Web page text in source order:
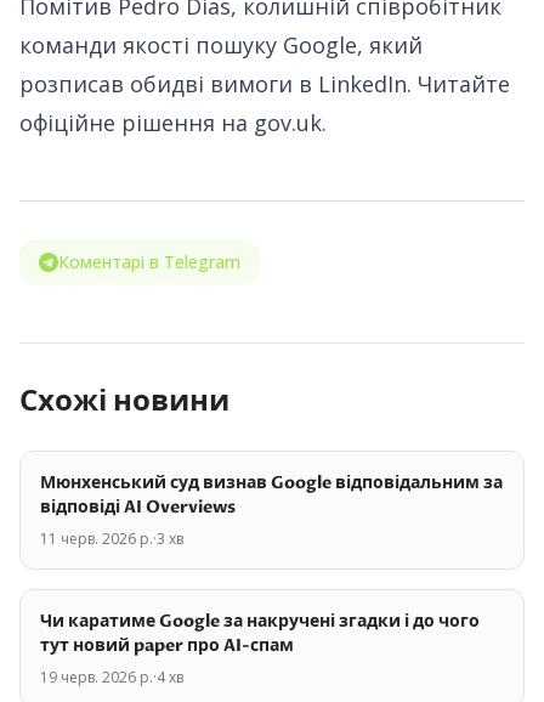
Помітив Pedro Dias, колишній співробітник
команди якості пошуку Google, який
розписав обидві вимоги в LinkedIn. Читайте
офіційне рішення на gov.uk.
Коментарі в Telegram
Схожі новини
Мюнхенський суд визнав Google відповідальним за
відповіді AI Overviews
11 черв. 2026 р.·3 хв
Чи каратиме Google за накручені згадки і до чого
тут новий paper про AI-спам
19 черв. 2026 р.·4хв